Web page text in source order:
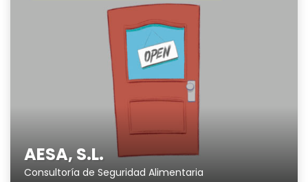
AESA, S.L.
Consultoría de Seguridad Alimentaria